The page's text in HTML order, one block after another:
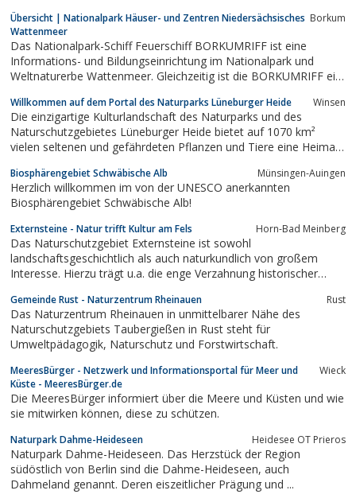
Übersicht | Nationalpark Häuser- und Zentren Niedersächsisches
Wattenmeer
Borkum
Das Nationalpark-Schiff Feuerschiff BORKUMRIFF ist eine
Informations- und Bildungseinrichtung im Nationalpark und
Weltnaturerbe Wattenmeer. Gleichzeitig ist die BORKUMRIFF ein
Funktion zählt sie zu den großen Besucherattraktionen auf
Borkum.
Willkommen auf dem Portal des Naturparks Lüneburger Heide Winsen
Die einzigartige Kulturlandschaft des Naturparks und des
Naturschutzgebietes Lüneburger Heide bietet auf 1070 km²
vielen seltenen und gefährdeten Pflanzen und Tiere eine Heimat.
Biosphärengebiet Schwäbische Alb Münsingen-Auingen
Herzlich willkommen im von der UNESCO anerkannten
Biosphärengebiet Schwäbische Alb!
Externsteine - Natur trifft Kultur am Fels Horn-Bad Meinberg
Das Naturschutzgebiet Externsteine ist sowohl
landschaftsgeschichtlich als auch naturkundlich von großem
Interesse. Hierzu trägt u.a. die enge Verzahnung historischer
Gemeinde Rust - Naturzentrum Rheinauen Rust
Das Naturzentrum Rheinauen in unmittelbarer Nähe des
Naturschutzgebiets Taubergießen in Rust steht für
Umweltpädagogik, Naturschutz und Forstwirtschaft.
MeeresBürger - Netzwerk und Informationsportal für Meer und
Küste - MeeresBürger.de
Wieck
Die MeeresBürger informiert über die Meere und Küsten und wie
sie mitwirken können, diese zu schützen.
Naturpark Dahme-Heideseen Heidesee OT Prieros
Naturpark Dahme-Heideseen. Das Herzstück der Region
südöstlich von Berlin sind die Dahme-Heideseen, auch
Dahmeland genannt. Deren eiszeitlicher Prägung und ...